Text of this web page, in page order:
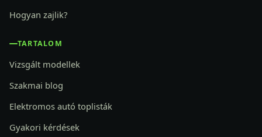
Hogyan zajlik?
TARTALOM
Vizsgált modellek
Szakmai blog
Elektromos autó toplisták
Gyakori kérdések